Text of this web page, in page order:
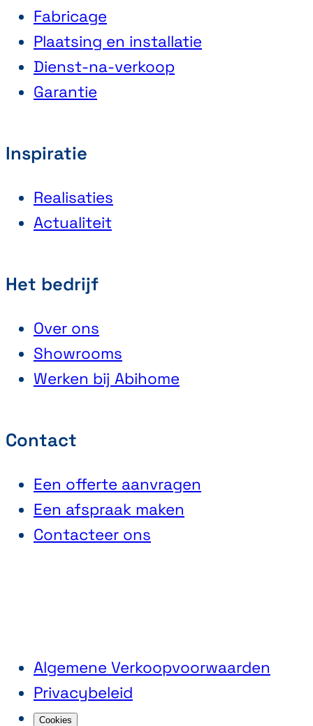
Algemene Verkoopvoorwaarden
Privacybeleid
Cookies
Fabricage
Plaatsing en installatie
Dienst-na-verkoop
Garantie
Inspiratie
Realisaties
Actualiteit
Het bedrijf
Over ons
Showrooms
Werken bij Abihome
Contact
Een offerte aanvragen
Een afspraak maken
Contacteer ons